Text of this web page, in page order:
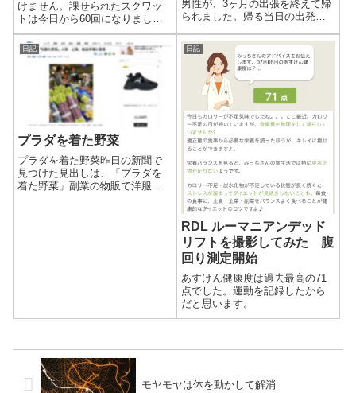
けません。課せられたスクワッ
トは今日から60回になりまし
た。午前中に10/20そしてただい
ま30回連続でやり、今日の分は
完了しました。朝計った体重今
日も少し落ちました。このまま
落ちるのか、この後一気に増え
るのかは...
男性が、3ヶ月の出張を終えて帰
られました。帰る当日の出発時
いただきました。
日記
プラダを着た野菜
プラダを着た野菜昨日の新聞で
見つけた見出しは、「プラダを
着た野菜」副業の物販で洋服を
日記
RDL ルーマニアンデッド
リフトを撮影してみた 腹
回り測定開始
あすけん健康度は過去最高の71
点でした。運動を記録したから
だと思います。
モヤモヤは体を動かして解消